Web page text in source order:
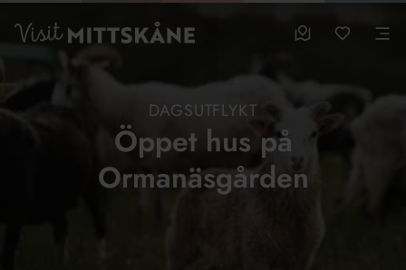
Hoppa till huvudinnehållet
Visit MittSkåne
BesöksmålMina
DAGSUTFLYKT
Öppet hus på
Ormanäsgården